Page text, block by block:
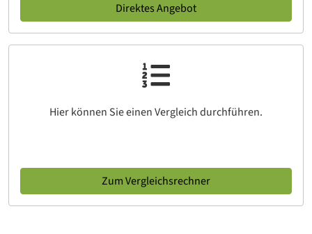
Direktes Angebot
Hier können Sie einen Vergleich durchführen.
Zum Vergleichsrechner